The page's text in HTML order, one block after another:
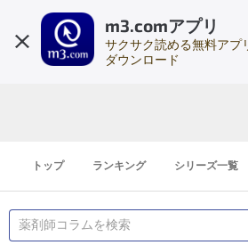
m3.comアプリ
サクサク読める無料アプ
ダウンロード
トップ ランキング シリーズ一覧